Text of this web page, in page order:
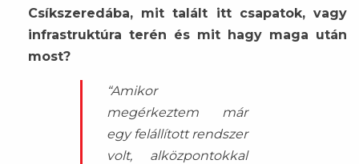
Csíkszeredába, mit talált itt csapatok, vagy
infrastruktúra terén és mit hagy maga után
most?
“Amikor
megérkeztem már
egy felállított rendszer
volt, alközpontokkal